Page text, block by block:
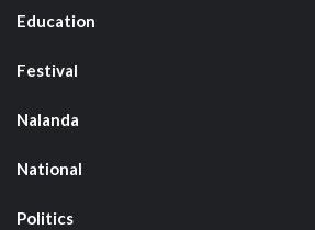
Education
Festival
Nalanda
National
Politics